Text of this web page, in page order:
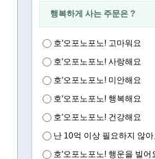
행복하게 사는 주문은 ?
호'오포노포노! 고마워요
호'오포노포노! 사랑해요
호'오포노포노! 미안해요
호'오포노포노! 행복해요
호'오포노포노! 건강해요
난 10억 이상 필요하지 않아
호'오포노포노! 행운을 빌어